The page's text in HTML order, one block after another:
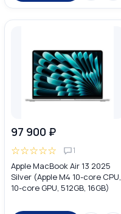
97 900 ₽
☆☆☆☆☆ 1
Apple MacBook Air 13 2025
Silver (Apple M4 10-core CPU,
10-core GPU, 512GB, 16GB)